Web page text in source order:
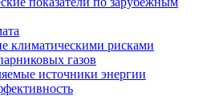
климатическими рисками
газов
источники энергии